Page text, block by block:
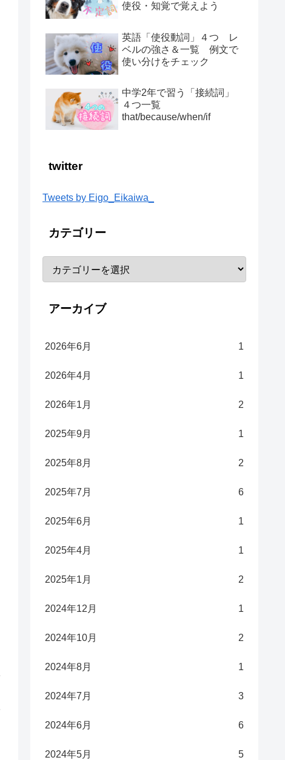
使役・知覚で覚えよう
英語「使役動詞」４つ レ
ベルの強さ＆一覧 例文で
使い分けをチェック
中学2年で習う「接続詞」
４つ一覧
that/because/when/if
twitter
Tweets by Eigo_Eikaiwa_
カテゴリー
アーカイブ
2026年6月 1
2026年4月 1
2026年1月 2
2025年9月 1
2025年8月 2
2025年7月 6
2025年6月 1
2025年4月 1
2025年1月 2
2024年12月 1
2024年10月 2
2024年8月 1
2024年7月 3
2024年6月 6
2024年5月 5